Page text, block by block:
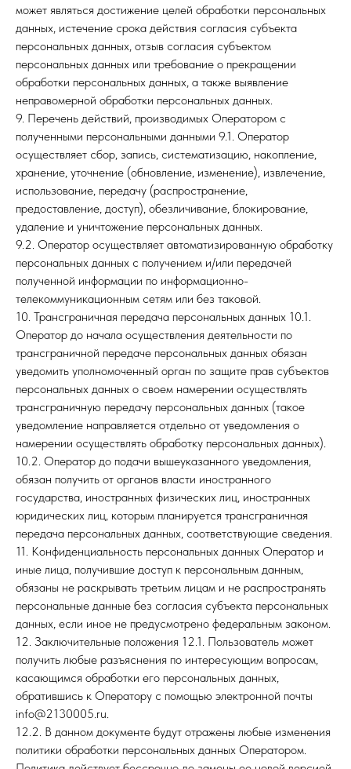
может являться достижение целей обработки персональных
данных, истечение срока действия согласия субъекта
персональных данных, отзыв согласия субъектом
персональных данных или требование о прекращении
обработки персональных данных, а также выявление
неправомерной обработки персональных данных.
9. Перечень действий, производимых Оператором с
полученными персональными данными 9.1. Оператор
осуществляет сбор, запись, систематизацию, накопление,
хранение, уточнение (обновление, изменение), извлечение,
использование, передачу (распространение,
предоставление, доступ), обезличивание, блокирование,
удаление и уничтожение персональных данных.
9.2. Оператор осуществляет автоматизированную обработку
персональных данных с получением и/или передачей
полученной информации по информационно-
телекоммуникационным сетям или без таковой.
10. Трансграничная передача персональных данных 10.1.
Оператор до начала осуществления деятельности по
трансграничной передаче персональных данных обязан
уведомить уполномоченный орган по защите прав субъектов
персональных данных о своем намерении осуществлять
трансграничную передачу персональных данных (такое
уведомление направляется отдельно от уведомления о
намерении осуществлять обработку персональных данных).
10.2. Оператор до подачи вышеуказанного уведомления,
обязан получить от органов власти иностранного
государства, иностранных физических лиц, иностранных
юридических лиц, которым планируется трансграничная
передача персональных данных, соответствующие сведения.
11. Конфиденциальность персональных данных Оператор и
иные лица, получившие доступ к персональным данным,
обязаны не раскрывать третьим лицам и не распространять
персональные данные без согласия субъекта персональных
данных, если иное не предусмотрено федеральным законом.
12. Заключительные положения 12.1. Пользователь может
получить любые разъяснения по интересующим вопросам,
касающимся обработки его персональных данных,
обратившись к Оператору с помощью электронной почты
info@2130005.ru.
12.2. В данном документе будут отражены любые изменения
политики обработки персональных данных Оператором.